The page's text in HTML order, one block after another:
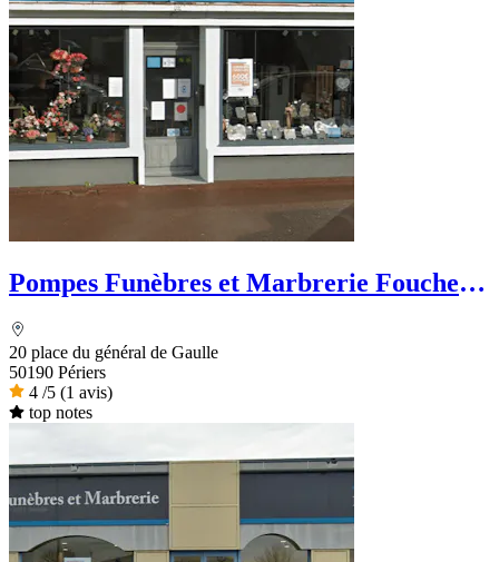
Pompes Funèbres et Marbrerie Foucher
20 place du général de Gaulle
50190 Périers
4 /5 (1 avis)
top notes